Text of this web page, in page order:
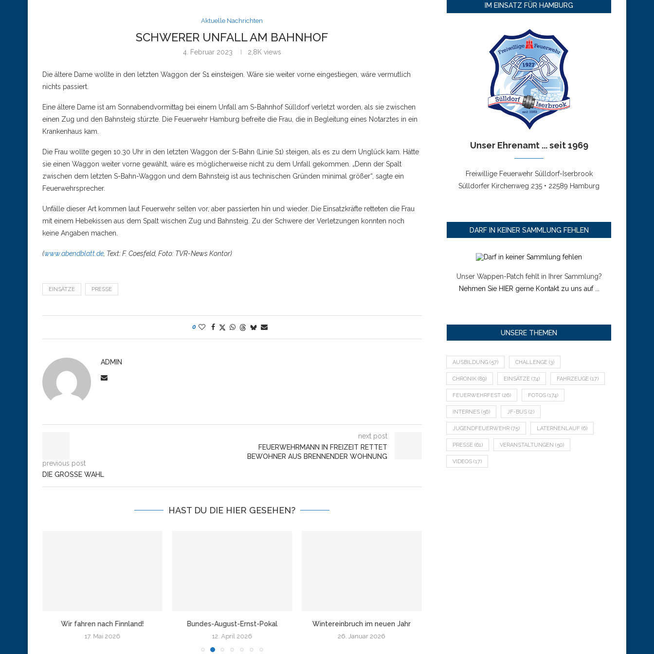
Aktuelle Nachrichten
SCHWERER UNFALL AM BAHNHOF
4. Februar 2023 2,8K views
Die ältere Dame wollte in den letzten Waggon der S1 einsteigen. Wäre sie weiter vorne eingestiegen, wäre vermutlich
nichts passiert.
Eine ältere Dame ist am Sonnabendvormittag bei einem Unfall am S-Bahnhof Sülldorf verletzt worden, als sie zwischen
einen Zug und den Bahnsteig stürzte. Die Feuerwehr Hamburg befreite die Frau, die in Begleitung eines Notarztes in ein
Krankenhaus kam.
Die Frau wollte gegen 10.30 Uhr in den letzten Waggon der S-Bahn (Linie S1) steigen, als es zu dem Unglück kam. Hätte
sie einen Waggon weiter vorne gewählt, wäre es möglicherweise nicht zu dem Unfall gekommen. „Denn der Spalt
zwischen dem letzten S-Bahn-Waggon und dem Bahnsteig ist aus technischen Gründen minimal größer“, sagte ein
Feuerwehrsprecher.
Unfälle dieser Art kommen laut Feuerwehr selten vor, aber passierten hin und wieder. Die Einsatzkräfte retteten die Frau
mit einem Hebekissen aus dem Spalt wischen Zug und Bahnsteig. Zu der Schwere der Verletzungen konnten noch
keine Angaben machen.
(www.abendblatt.de , Text: F. Coesfeld, Foto: TVR-News Kontor)
EINSÄTZE PRESSE
0
ADMIN
previous post
DIE GROSSE WAHL
next post
FEUERWEHRMANN IN FREIZEIT RETTET
BEWOHNER AUS BRENNENDER WOHNUNG
HAST DU DIE HIER GESEHEN?
Wir fahren nach Finnland!
17. Mai 2026
Bundes-August-Ernst-Pokal
12. April 2026
Wintereinbruch im neuen Jahr
26. Januar 2026
IM EINSATZ FÜR HAMBURG
Unser Ehrenamt ... seit 1969
Freiwillige Feuerwehr Sülldorf-Iserbrook
Sülldorfer Kirchenweg 235 • 22589 Hamburg
DARF IN KEINER SAMMLUNG FEHLEN
Unser Wappen-Patch fehlt in Ihrer Sammlung?
Nehmen Sie HIER gerne Kontakt zu uns auf ...
UNSERE THEMEN
AUSBILDUNG (57) CHALLENGE (3)
CHRONIK (89) EINSÄTZE (74) FAHRZEUGE (17)
FEUERWEHRFEST (26) FOTOS (174)
INTERNES (56) JF-BUS (2)
JUGENDFEUERWEHR (75) LATERNENLAUF (6)
PRESSE (61) VERANSTALTUNGEN (50)
VIDEOS (17)